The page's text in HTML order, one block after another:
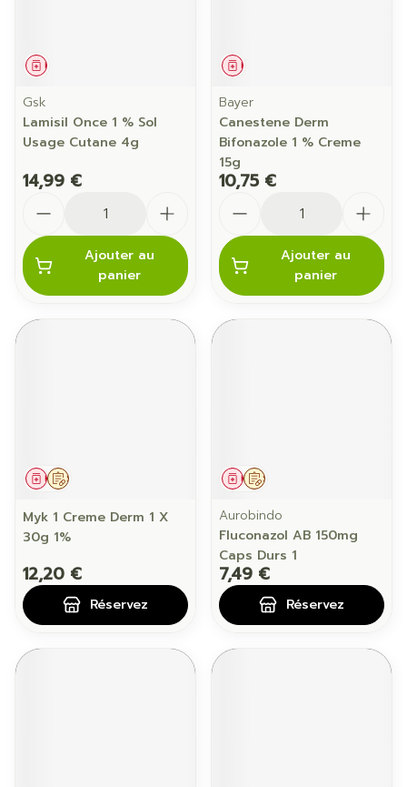
Médicament
Gsk
Lamisil Once 1 % Sol
Usage Cutane 4g
14,99 €
Ajouter au
panier
Médicament
Bayer
Canestene Derm
Bifonazole 1 % Creme
15g
10,75 €
Ajouter au
panier
Sur prescription
Médicament
Myk 1 Creme Derm 1 X
30g 1%
12,20 €
Réservez
Sur prescription
Médicament
Aurobindo
Fluconazol AB 150mg
Caps Durs 1
7,49 €
Réservez